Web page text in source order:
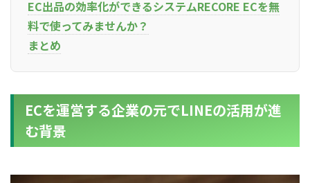
EC出品の効率化ができるシステムRECORE ECを無
料で使ってみませんか？
まとめ
ECを運営する企業の元でLINEの活用が進
む背景